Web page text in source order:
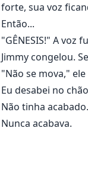
forte, sua voz
Então...
"GÊNESIS!" A voz
Jimmy congelou.
"Não se mova,"
Eu desabei no
Não tinha acabado.
Nunca acabava.